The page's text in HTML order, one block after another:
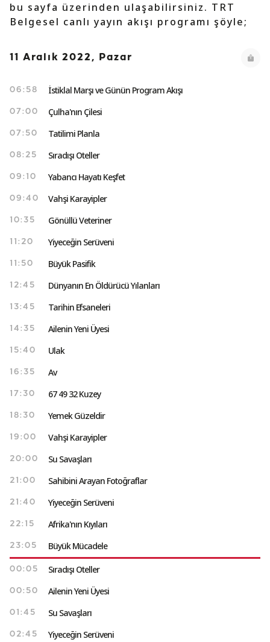
bu sayfa üzerinden ulaşabilirsiniz. TRT
Belgesel canlı yayın akışı programı şöyle;
11 Aralık 2022, Pazar
06:58 İstiklal Marşı ve Günün Program Akışı
07:00 Çulha'nın Çilesi
07:50 Tatilimi Planla
08:25 Sıradışı Oteller
09:10 Yabancı Hayatı Keşfet
09:40 Vahşi Karayipler
10:35 Gönüllü Veteriner
11:20 Yiyeceğin Serüveni
11:50 Büyük Pasifik
12:45 Dünyanın En Öldürücü Yılanları
13:45 Tarihin Efsaneleri
14:35 Ailenin Yeni Üyesi
15:40 Ulak
16:35 Av
17:30 67 49 32 Kuzey
18:30 Yemek Güzeldir
19:00 Vahşi Karayipler
20:00 Su Savaşları
21:00 Sahibini Arayan Fotoğraflar
21:40 Yiyeceğin Serüveni
22:15 Afrika'nın Kıyıları
23:05 Büyük Mücadele
00:05 Sıradışı Oteller
00:50 Ailenin Yeni Üyesi
01:45 Su Savaşları
02:45 Yiyeceğin Serüveni